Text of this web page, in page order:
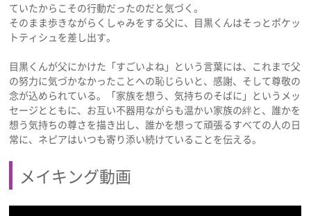
ていたからこその行動だったのだと気づく。
そのまま歩きながらくしゃみをする父に、目黒くんはそっとポケッ
トティシュを差し出す。
目黒くんが父にかけた「すごいよね」という言葉には、これまで父
の努力に気づかなかったことへの恥じらいと、感謝、そして尊敬の
念が込められている。「家族を想う、気持ちのそばに」というメッ
セージとともに、お互い不器用ながらも温かい家族の絆と、誰かを
想う気持ちの尊さを描き出し、誰かを想って頑張るすべての人の日
常に、ネピアはいつも寄り添い続けていることを伝える。
メイキング動画